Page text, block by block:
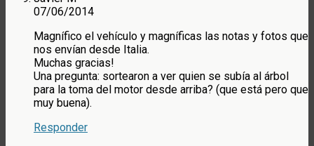
07/06/2014
Magnífico el vehículo y magníficas las notas y fotos que
nos envían desde Italia.
Muchas gracias!
Una pregunta: sortearon a ver quien se subía al árbol
para la toma del motor desde arriba? (que está pero que
muy buena).
Responder